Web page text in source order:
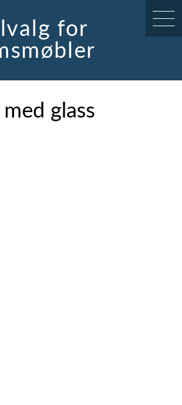
for
glass